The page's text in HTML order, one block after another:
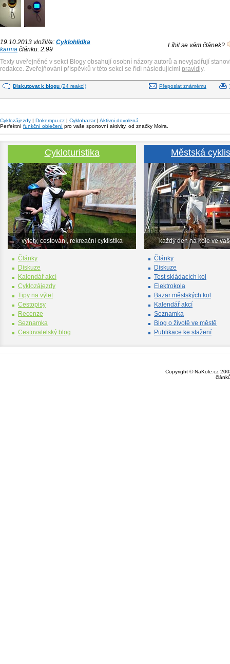
19.10.2013 vložil/a: Cyklohlidka
karma článku: 2.99
Líbil se vám článek?
Texty uveřejněné v sekci Blogy obsahují osobní názory autorů a nevyjadřují
redakce. Zveřejňování příspěvků v této sekci se řídí následujícími pravidly.
Diskutovat k blogu (24 reakcí) Přeposlat známému
Cyklozájezdy | Dokempu.cz | Cyklobazar| Aktivni dovolená
Perfektní funkční oblečení pro vaše sportovní aktivity, od značky Moira.
Cykloturistika
výlety, cestování, rekreační cyklistika
Články
Diskuze
Kalendář akcí
Cyklozájezdy
Tipy na výlet
Cestopisy
Recenze
Seznamka
Cestovatelský blog
Městská
každý den na kole ve
Články
Diskuze
Test skládacích kol
Elektrokola
Bazar městských kol
Kalendář akcí
Seznamka
Blog o životě ve městě
Publikace ke stažení
Copyright © NaKole.cz